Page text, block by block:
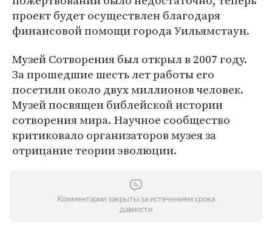
проект будет осуществлен благодаря
финансовой помощи города Уильямстаун.
Музей Сотворения был открыл в 2007 году.
За прошедшие шесть лет работы его
посетили около двух миллионов человек.
Музей посвящен библейской истории
сотворения мира. Научное сообщество
критиковало организаторов музея за
отрицание теории эволюции.
Комментарии закрыты за истечением срока
давности